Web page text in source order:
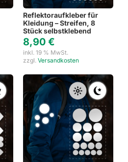
Reflektoraufkleber für
Kleidung – Streifen, 8
Stück selbstklebend
8,90 €
inkl. 19 % MwSt.
zzgl. Versandkosten